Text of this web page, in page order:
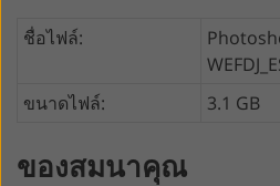
ชื่อไฟล์:
ขนาดไฟล์:
3.1 GB
ของสมนาคุณ